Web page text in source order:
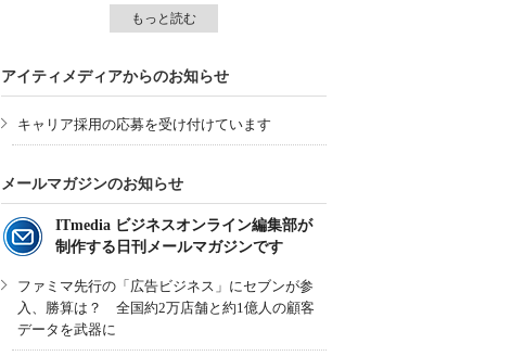
もっと読む
アイティメディアからのお知らせ
キャリア採用の応募を受け付けています
メールマガジンのお知らせ
ITmedia ビジネスオンライン編集部が
制作する日刊メールマガジンです
ファミマ先行の「広告ビジネス」にセブンが参
入、勝算は？ 全国約2万店舗と約1億人の顧客
データを武器に